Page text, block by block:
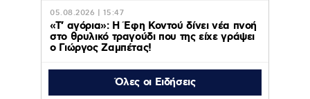
05.08.2026 | 15:47
«Τ’ αγόρια»: Η Έφη Κοντού δίνει νέα πνοή
στο θρυλικό τραγούδι που της είχε γράψει
ο Γιώργος Ζαμπέτας!
Όλες οι Ειδήσεις